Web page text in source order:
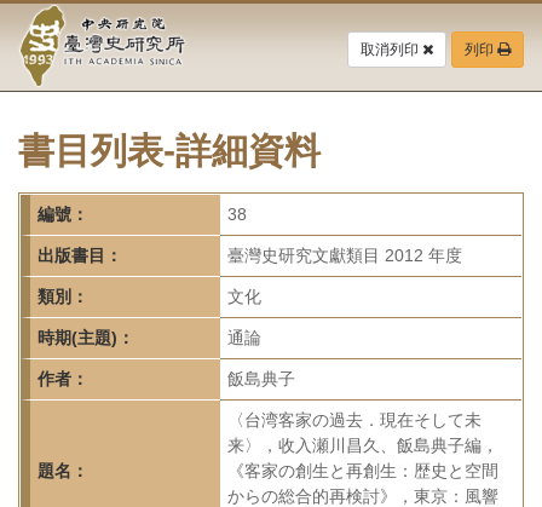
要
中
央
研
究
院-
臺
灣
史
研
究
取消列印 列印
書目列表-詳細資料
編號： 38
出版書目： 臺灣史研究文獻類目 2012 年度
類別： 文化
時期(主題)： 通論
作者： 飯島典子
題名：
〈台湾客家の過去．現在そして未
来〉，收入瀬川昌久、飯島典子編，
《客家の創生と再創生：歴史と空間
からの総合的再検討》，東京：風響